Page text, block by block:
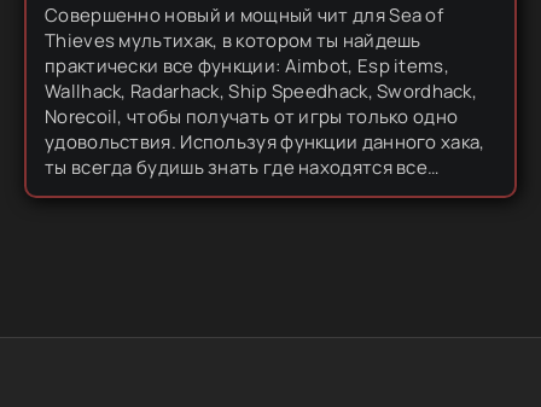
Совершенно новый и мощный чит для Sea of
Thieves мультихак, в котором ты найдешь
практически все функции: Aimbot, Esp items,
Wallhack, Radarhack, Ship Speedhack, Swordhack,
Norecoil, чтобы получать от игры только одно
удовольствия. Используя функции данного хака,
ты всегда будишь знать где находятся все
игроки, где спрятан клад и его точное